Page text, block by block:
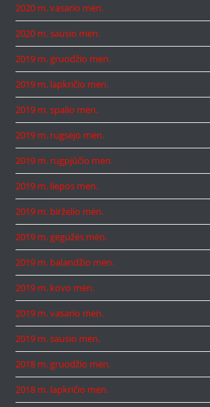
2020 m. vasario mėn.
2020 m. sausio mėn.
2019 m. gruodžio mėn.
2019 m. lapkričio mėn.
2019 m. spalio mėn.
2019 m. rugsėjo mėn.
2019 m. rugpjūčio mėn.
2019 m. liepos mėn.
2019 m. birželio mėn.
2019 m. gegužės mėn.
2019 m. balandžio mėn.
2019 m. kovo mėn.
2019 m. vasario mėn.
2019 m. sausio mėn.
2018 m. gruodžio mėn.
2018 m. lapkričio mėn.